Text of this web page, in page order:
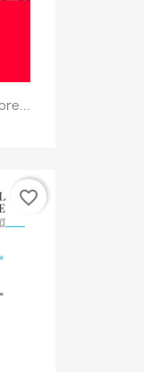
favorite_border